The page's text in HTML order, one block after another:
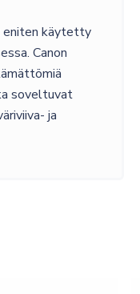
käytetty
Canon
soveltuvat
ja